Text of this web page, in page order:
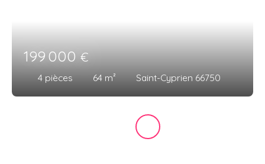
199 000€
4 pièces 64 m² Saint-Cyprien 66750